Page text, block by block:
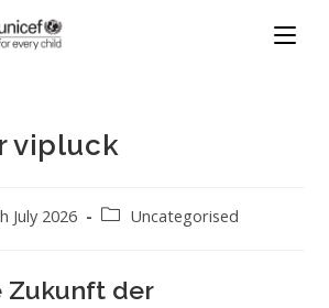
vipluck
July 2026 Uncategorised
Zukunft der